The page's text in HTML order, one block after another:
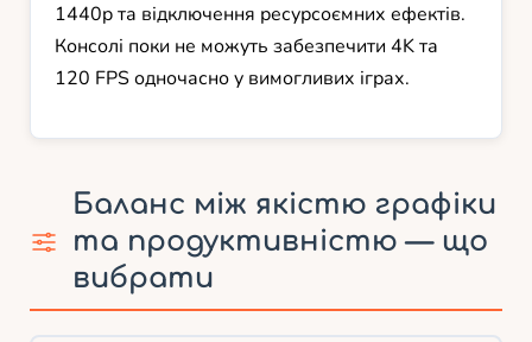
1440p та відключення ресурсоємних ефектів.
Консолі поки не можуть забезпечити 4K та
120 FPS одночасно у вимогливих іграх.
Баланс між якістю графіки
та продуктивністю — що
вибрати